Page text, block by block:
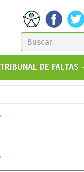
DE
GO!
TRIBUNAL DE FALTAS